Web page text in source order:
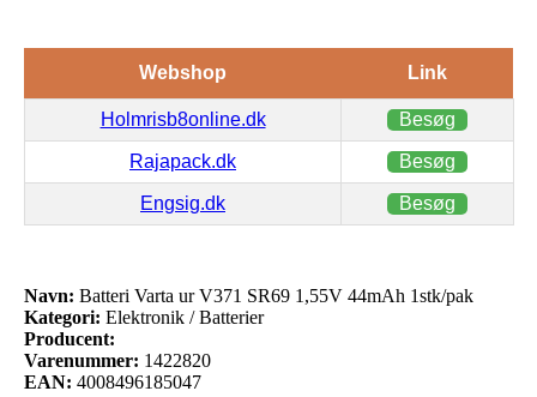
Webshop Link
Holmrisb8online.dk Besøg
Rajapack.dk Besøg
Engsig.dk Besøg
Navn: Batteri Varta ur V371 SR69 1,55V 44mAh 1stk/pak
Kategori: Elektronik / Batterier
Producent:
Varenummer: 1422820
EAN: 4008496185047